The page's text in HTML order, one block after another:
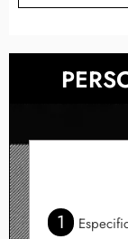
1